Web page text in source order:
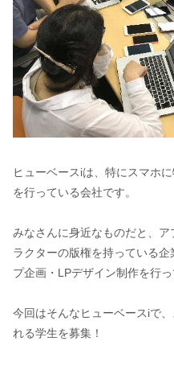
ヒューベースiは、特にスマホ
を行っている会社です。
みなさんに身近なものだと、
ラクターの版権を持っている
プ企画・LPデザイン制作を行っ
今回はそんなヒューベースiで
れる学生を募集！